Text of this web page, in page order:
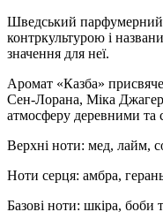
Шведський
контркультурою і
значення для неї.
Аромат «Казба»
Сен-Лорана, Міка
атмосферу деревними та
Верхні ноти: мед, лайм,
Ноти серця: амбра,
Базові ноти: шкіра, боби